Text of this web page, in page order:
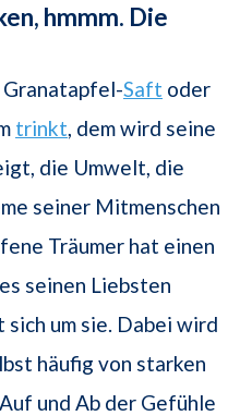
hmmm. Die
Granatapfel-Saft oder
trinkt , dem wird seine
die Umwelt, die
seiner Mitmenschen
Träumer hat einen
seinen Liebsten
um sie. Dabei wird
häufig von starken
und Ab der Gefühle